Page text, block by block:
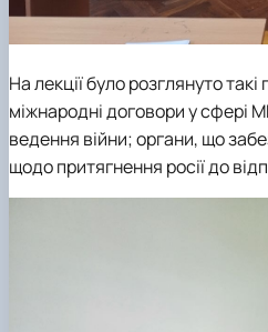
На лекції було розглянуто
міжнародні договори у сфері
ведення війни;органи, що
щодо притягнення росії до